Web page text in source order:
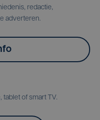
redactie,
adverteren.
tablet of smart TV.